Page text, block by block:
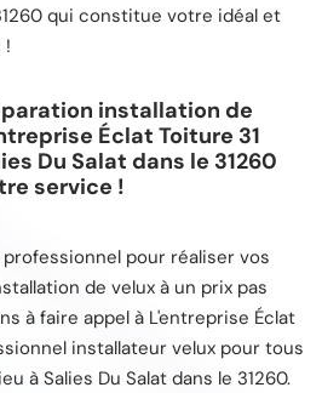
qui constitue votre idéal et
!
installation de
Éclat Toiture 31
Du Salat dans le 31260
service !
pour réaliser vos
de velux à un prix pas
à faire appel à L'entreprise Éclat
installateur velux pour tous
à Salies Du Salat dans le 31260.